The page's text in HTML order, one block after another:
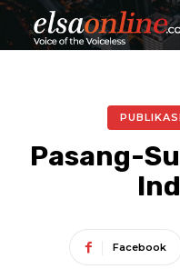
PUBLIKASI
Pasang-
Facebook